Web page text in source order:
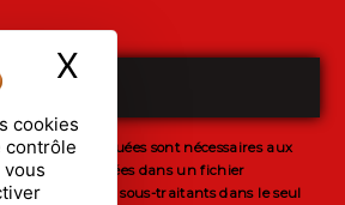
cookies
contrôle
vous
X Masquer le
communiquées sont nécessaires aux
et sont enregistrées dans un fichier
à et ses sous-traitants dans le seul